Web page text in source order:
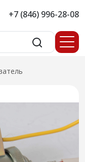
+7 (846) 996-28-08